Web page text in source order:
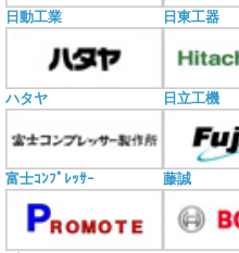
日動工業 日東工器
ハタヤ 日立工機
富士ｺﾝﾌﾟﾚｯｻｰ 藤誠